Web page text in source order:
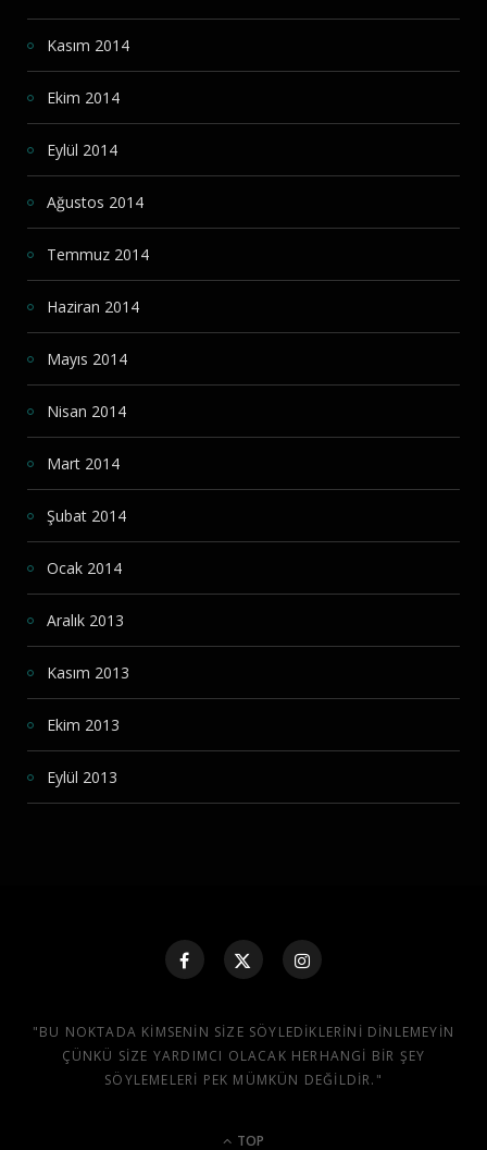
Kasım 2014
Ekim 2014
Eylül 2014
Ağustos 2014
Temmuz 2014
Haziran 2014
Mayıs 2014
Nisan 2014
Mart 2014
Şubat 2014
Ocak 2014
Aralık 2013
Kasım 2013
Ekim 2013
Eylül 2013
"BU NOKTADA KIMSENIN SIZE SÖYLEDIKLERINI DINLEMEYIN
ÇÜNKÜ SIZE YARDIMCI OLACAK HERHANGI BIR ŞEY
SÖYLEMELERI PEK MÜMKÜN DEĞILDIR."
TOP